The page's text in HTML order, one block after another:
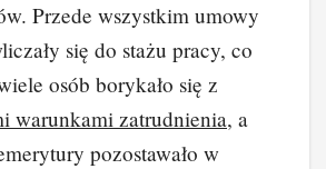
Przede wszystkim umowy
się do stażu pracy, co
osób borykało się z
warunkami zatrudnienia, a
pozostawało w